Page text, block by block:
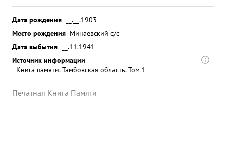
Дата рождения
__.__.1903
Место рождения Минаевский с/с
Дата выбытия
__.11.1941
Источник информации
Книга памяти. Тамбовская область. Том 1
Печатная Книга Памяти